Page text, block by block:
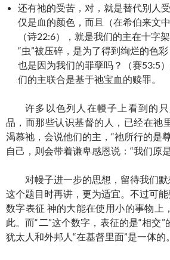
还有祂的受苦，对，就是替代别人
仅是血的颜色，而且（在希伯来文
（诗22:6），就是我们的主在十字
“虫”被压碎，是为了得到绚烂的色
也是因为我们的罪孽吗？（赛53:5
们的主联合是基于祂宝血的赎罪。
许多以色列人在幔子上看到的
品，而那些认识基督的人，已经在祂
渴慕祂，会说他们的主，“祂所行的是
自己，则会带着谦卑感恩说：“我们原是
对幔子进一步的思想，留待我们默
这个题目时再讲，更为适宜。不过可能
数字表征 神的大能在使用小的事物上
此。而“二”这个数字，表征的是“相交”
犹太人和外邦人“在基督里面”是一体的。